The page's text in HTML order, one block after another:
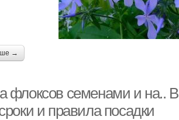
→
флоксов семенами и на..
и правила посадки